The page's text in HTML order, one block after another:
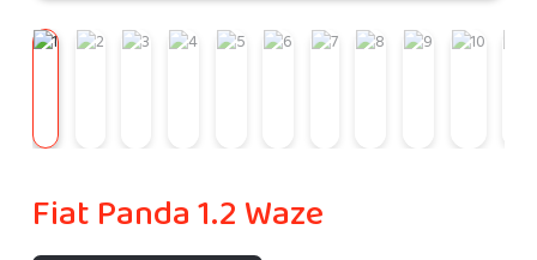
Fiat Panda 1.2 Waze